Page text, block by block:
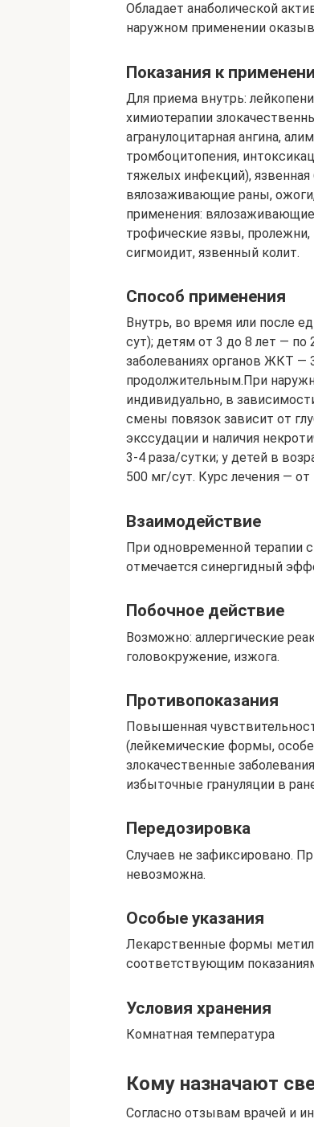
Обладает анаболической
наружном применении
Показания к
Для приема внутрь:
химиотерапии
агранулоцитарная ангина,
тромбоцитопения,
тяжелых инфекций),
вялозаживающие раны,
применения:
трофические язвы,
сигмоидит, язвенный колит.
Способ применения
Внутрь, во время или после
сут); детям от 3 до 8 лет — по
заболеваниях органов ЖКТ —
продолжительным.При
индивидуально, в
смены повязок зависит от
экссудации и наличия
3-4 раза/сутки; у детей в
500 мг/сут. Курс лечения —
Взаимодействие
При одновременной терапии
отмечается синергидный
Побочное действие
Возможно: аллергические
головокружение, изжога.
Противопоказания
Повышенная
(лейкемические формы,
злокачественные
избыточные грануляции в
Передозировка
Случаев не зафиксировано.
невозможна.
Особые указания
Лекарственные формы
соответствующим
Условия хранения
Комнатная температура
Кому назначают
Согласно отзывам врачей и